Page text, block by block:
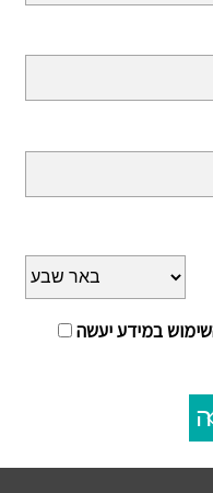
במידע יעשה